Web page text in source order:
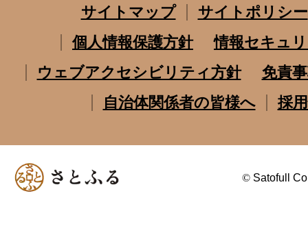
サイトマップ
サイトポリシー
個人情報保護方針
情報セキュ
ウェブアクセシビリティ方針
免責
自治体関係者の皆様へ
採
© Satofull